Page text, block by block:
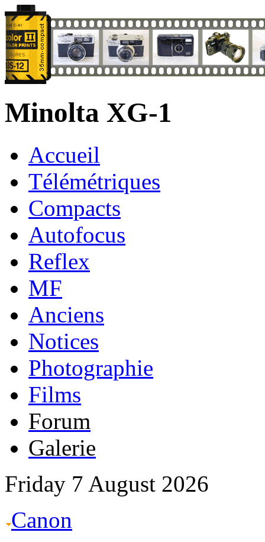
Minolta XG-1
Accueil
Télémétriques
Compacts
Autofocus
Reflex
MF
Anciens
Notices
Photographie
Films
Forum
Galerie
Friday 7 August 2026
Canon